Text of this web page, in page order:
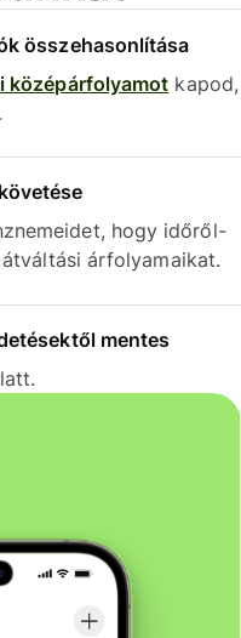
összehasonlítása
középárfolyamot kapod,
hogy időről-
árfolyamaikat.
mentes